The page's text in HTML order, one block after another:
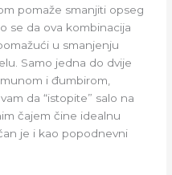
pomaže smanjiti opseg
se da ova kombinacija
u smanjenju
Samo jedna do dvije
i đumbirom,
da “istopite” salo na
čajem čine idealnu
je i kao popodnevni